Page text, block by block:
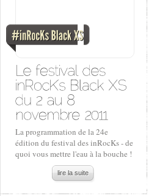
La programmation de la 24e
édition du festival des inRocKs - de
quoi vous mettre l'eau à la bouche !
lire la suite